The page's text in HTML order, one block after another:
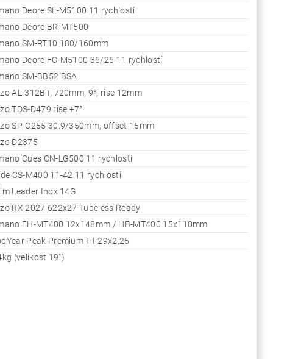
Deore SL-M5100 11 rychlostí
Deore BR-MT500
SM-RT10 180/160mm
Deore FC-M5100 36/26 11 rychlostí
SM-BB52 BSA
AL-312BT, 720mm, 9°, rise 12mm
TDS-D479 rise +7°
SP-C255 30.9/350mm, offset 15mm
D2375
Cues CN-LG500 11 rychlostí
CS-M400 11-42 11 rychlostí
Leader Inox 14G
RX 2027 622x27 Tubeless Ready
FH-MT400 12x148mm / HB-MT400 15x110mm
Peak Premium TT 29x2,25
(velikost 19")